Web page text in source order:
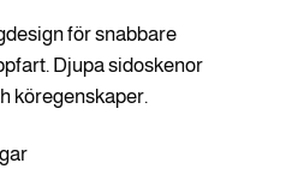
för snabbare
Djupa sidoskenor
köregenskaper.